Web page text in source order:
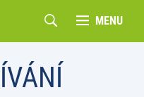
MENU